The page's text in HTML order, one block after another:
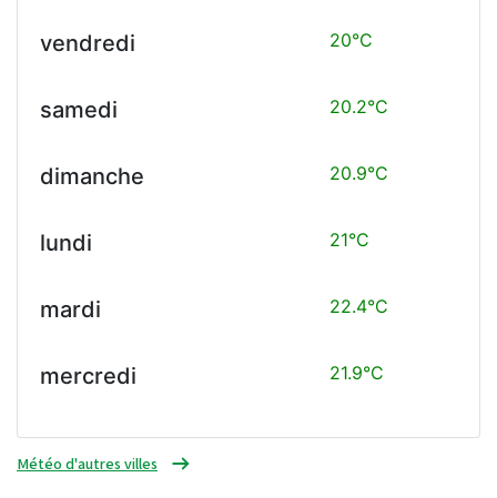
vendredi 20°C
samedi 20.2°C
dimanche 20.9°C
lundi 21°C
mardi 22.4°C
mercredi 21.9°C
Météo d'autres villes